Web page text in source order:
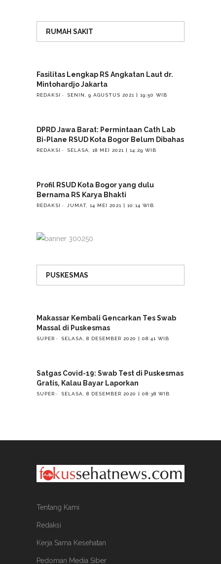
RUMAH SAKIT
Fasilitas Lengkap RS Angkatan Laut dr.
Mintohardjo Jakarta
REDAKSI SENIN, 9 AGUSTUS 2021 | 19:50 WIB
DPRD Jawa Barat: Permintaan Cath Lab
Bi-Plane RSUD Kota Bogor Belum Dibahas
REDAKSI SELASA, 18 MEI 2021 | 14:29 WIB
Profil RSUD Kota Bogor yang dulu
Bernama RS Karya Bhakti
REDAKSI JUMAT, 14 MEI 2021 | 10:14 WIB
PUSKESMAS
Makassar Kembali Gencarkan Tes Swab
Massal di Puskesmas
SUPER SELASA, 8 DESEMBER 2020 | 08:41 WIB
Satgas Covid-19: Swab Test di Puskesmas
Gratis, Kalau Bayar Laporkan
SUPER SELASA, 8 DESEMBER 2020 | 08:38 WIB
Tentang Kami
Redaksi
Kerja Sama Kesehatan
Pedoman Media Siber